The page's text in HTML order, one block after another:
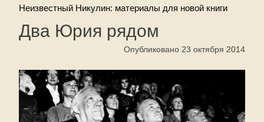
Неизвестный Никулин: материалы для новой книги
Два Юрия рядом
Опубликовано 23 октября 2014